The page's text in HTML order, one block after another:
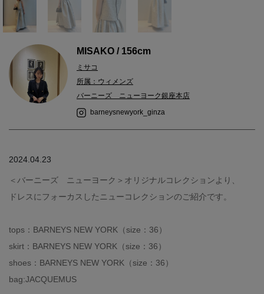
MISAKO / 156cm
ミサコ
所属：ウィメンズ
バーニーズ ニューヨーク銀座本店
barneysnewyork_ginza
2024.04.23
＜バーニーズ ニューヨーク＞オリジナルコレクションより、
ドレスにフォーカスしたニューコレクションのご紹介です。
tops：BARNEYS NEW YORK（size：36）
skirt：BARNEYS NEW YORK（size：36）
shoes：BARNEYS NEW YORK（size：36）
bag:JACQUEMUS